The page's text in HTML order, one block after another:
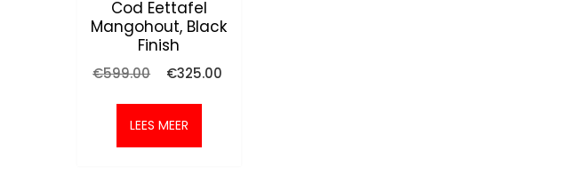
Cod Eettafel
Mangohout, Black
Finish
€599.00
Oorspronkelijke
was:
€599.00.
€325.00
LEES MEER